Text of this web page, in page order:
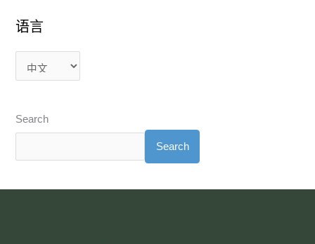
语言
Search
Search